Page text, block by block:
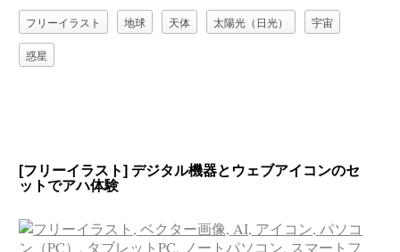
フリーイラスト 地球 天体 太陽光（日光） 宇宙
惑星
[フリーイラスト] デジタル機器とウェブアイコンのセ
ットでアハ体験